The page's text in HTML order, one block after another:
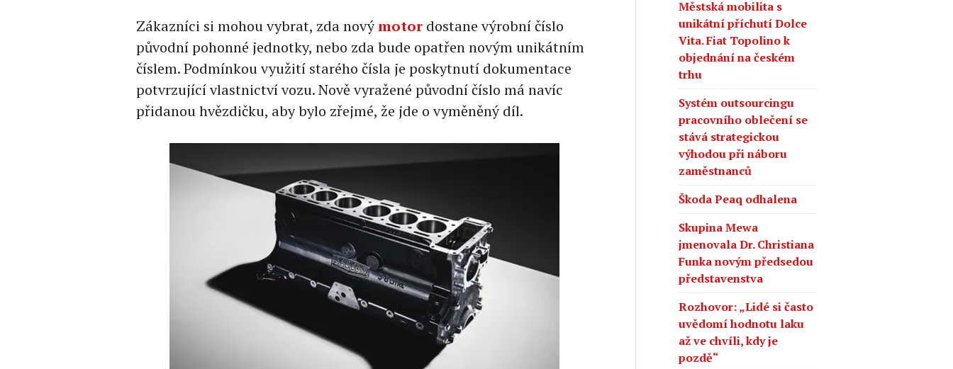
Zákazníci si mohou vybrat, zda novýmotor dostane výrobní číslo
původní pohonné jednotky, nebo zda bude opatřen novým unikátním
číslem. Podmínkou využití starého čísla je poskytnutí dokumentace
potvrzující vlastnictví vozu. Nově vyražené původní číslo má navíc
přidanou hvězdičku, aby bylo zřejmé, že jde o vyměněný díl.
Městská mobilita s
unikátní příchutí Dolce
Vita. Fiat Topolino k
objednání na českém
trhu
Systém outsourcingu
pracovního oblečení se
stává strategickou
výhodou při náboru
zaměstnanců
Škoda Peaq odhalena
Skupina Mewa
jmenovala Dr. Christiana
Funka novým předsedou
představenstva
Rozhovor: „Lidé si často
uvědomí hodnotu laku
až ve chvíli, kdy je
pozdě“